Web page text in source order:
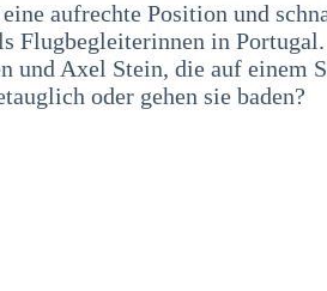
aufrechte Position und
Flugbegleiterinnen in
und Axel Stein, die auf einem
oder gehen sie baden?